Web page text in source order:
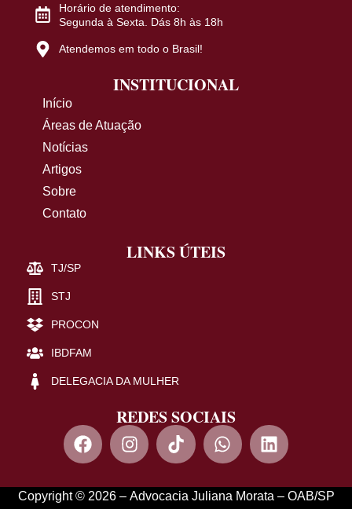
Horário de atendimento:
Segunda à Sexta. Dás 8h às 18h
Atendemos em todo o Brasil!
INSTITUCIONAL
Início
Áreas de Atuação
Notícias
Artigos
Sobre
Contato
LINKS ÚTEIS
TJ/SP
STJ
PROCON
IBDFAM
DELEGACIA DA MULHER
REDES SOCIAIS
Copyright © 2026 – Advocacia Juliana Morata – OAB/SP